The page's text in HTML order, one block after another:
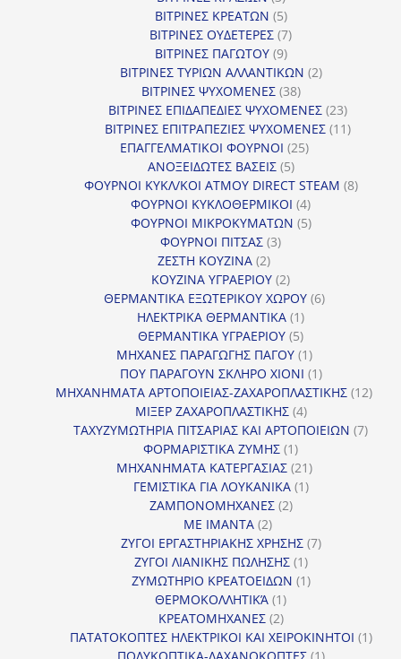
προϊόντα
ΒΙΤΡΙΝΕΣ ΚΡΕΑΤΩΝ 55
προϊόντα
ΒΙΤΡΙΝΕΣ ΟΥΔΕΤΕΡΕΣ 77
ΒΙΤΡΙΝΕΣ ΠΑΓΩΤΟΥ 99
προϊόντα
ΒΙΤΡΙΝΕΣ ΤΥΡΙΩΝ ΑΛΛΑΝΤΙΚΩΝ 22
ΒΙΤΡΙΝΕΣ ΨΥΧΟΜΕΝΕΣ 3838
προϊόντα
ΒΙΤΡΙΝΕΣ ΕΠΙΔΑΠΕΔΙΕΣ ΨΥΧΟΜΕΝΕΣ 2323
προϊόντα
ΒΙΤΡΙΝΕΣ ΕΠΙΤΡΑΠΕΖΙΕΣ ΨΥΧΟΜΕΝΕΣ 1111
ΕΠΑΓΓΕΛΜΑΤΙΚΟΙ ΦΟΥΡΝΟΙ 2525
ΑΝΟΞΕΙΔΩΤΕΣ ΒΑΣΕΙΣ 55
προϊόντα
ΦΟΥΡΝΟΙ ΚΥΚΛ/ΚΟΙ ΑΤΜΟΥ DIRECT STEAM 88
ΦΟΥΡΝΟΙ ΚΥΚΛΟΘΕΡΜΙΚΟΙ 44
προϊόντα
ΦΟΥΡΝΟΙ ΜΙΚΡΟΚΥΜΑΤΩΝ 55
ΦΟΥΡΝΟΙ ΠΙΤΣΑΣ 33
ΖΕΣΤΗ ΚΟΥΖΙΝΑ 22
προϊόντα
ΚΟΥΖΙΝΑ ΥΓΡΑΕΡΙΟΥ 22
προϊόντα
ΘΕΡΜΑΝΤΙΚΑ ΕΞΩΤΕΡΙΚΟΥ ΧΩΡΟΥ 66
ΗΛΕΚΤΡΙΚΑ ΘΕΡΜΑΝΤΙΚΑ 11
προϊόν
ΘΕΡΜΑΝΤΙΚΑ ΥΓΡΑΕΡΙΟΥ 55
προϊόντα
ΜΗΧΑΝΕΣ ΠΑΡΑΓΩΓΗΣ ΠΑΓΟΥ 11
προϊόν
ΠΟΥ ΠΑΡΑΓΟΥΝ ΣΚΛΗΡΟ ΧΙΟΝΙ 11
προϊόν
ΜΗΧΑΝΗΜΑΤΑ ΑΡΤΟΠΟΙΕΙΑΣ-ΖΑΧΑΡΟΠΛΑΣΤΙΚΗΣ 1212
ΜΙΞΕΡ ΖΑΧΑΡΟΠΛΑΣΤΙΚΗΣ 44
προϊόντα
ΤΑΧΥΖΥΜΩΤΗΡΙΑ ΠΙΤΣΑΡΙΑΣ ΚΑΙ ΑΡΤΟΠΟΙΕΙΩΝ 77
ΦΟΡΜΑΡΙΣΤΙΚΑ ΖΥΜΗΣ 11
προϊόν
ΜΗΧΑΝΗΜΑΤΑ ΚΑΤΕΡΓΑΣΙΑΣ 2121
προϊόντα
ΓΕΜΙΣΤΙΚΑ ΓΙΑ ΛΟΥΚΑΝΙΚΑ 11
ΖΑΜΠΟΝΟΜΗΧΑΝΕΣ 22
ΜΕ ΙΜΑΝΤΑ 22
προϊόντα
ΖΥΓΟΙ ΕΡΓΑΣΤΗΡΙΑΚΗΣ ΧΡΗΣΗΣ 77
ΖΥΓΟΙ ΛΙΑΝΙΚΗΣ ΠΩΛΗΣΗΣ 11
προϊόν
ΖΥΜΩΤΗΡΙΟ ΚΡΕΑΤΟΕΙΔΩΝ 11
ΘΕΡΜΟΚΟΛΛΗΤΙΚΆ 11
προϊόν
ΚΡΕΑΤΟΜΗΧΑΝΕΣ 22
προϊόντα
ΠΑΤΑΤΟΚΟΠΤΕΣ ΗΛΕΚΤΡΙΚΟΙ ΚΑΙ ΧΕΙΡΟΚΙΝΗΤΟΙ 11
1